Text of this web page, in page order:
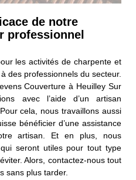
de notre
professionnel
les activités de charpente et
des professionnels du secteur.
Couverture à Heuilley Sur
avec l’aide d’un artisan
cela, nous travaillons aussi
bénéficier d’une assistance
artisan. Et en plus, nous
seront utiles pour tout type
Alors, contactez-nous tout
sans plus tarder.